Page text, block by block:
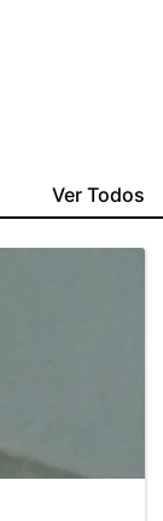
Ver Todos